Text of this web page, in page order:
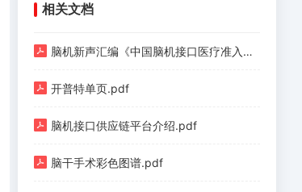
相关文档
脑机新声汇编《中国脑机接口医疗准入与医保定价全景汇编（上册）》.pdf
开普特单页.pdf
脑机接口供应链平台介绍.pdf
脑干手术彩色图谱.pdf